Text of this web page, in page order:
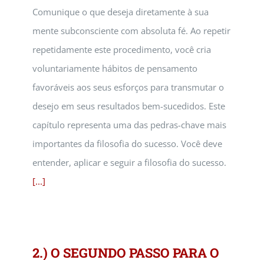
Comunique o que deseja diretamente à sua
mente subconsciente com absoluta fé. Ao repetir
repetidamente este procedimento, você cria
voluntariamente hábitos de pensamento
favoráveis aos seus esforços para transmutar o
desejo em seus resultados bem-sucedidos. Este
capítulo representa uma das pedras-chave mais
importantes da filosofia do sucesso. Você deve
entender, aplicar e seguir a filosofia do sucesso.
[...]
2.) O SEGUNDO PASSO PARA O